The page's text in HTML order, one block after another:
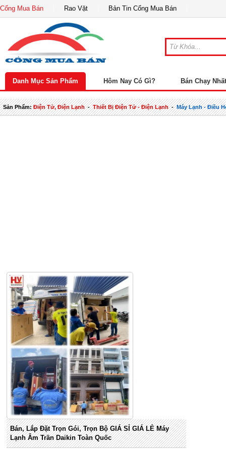
Cổng Mua Bán Rao Vặt Bản Tin Cổng Mua Bán
Danh Mục Sản Phẩm Hôm Nay Có Gì? Bán Chạy Nhất
Sản Phẩm:Điện Tử, Điện Lạnh-Thiết Bị Điện Tử - Điện Lạnh-Máy Lạnh - Điều
Bán, Lắp Đặt Trọn Gói, Trọn Bộ GIÁ SỈ GIÁ LẺ Máy
Lạnh Âm Trần Daikin Toàn Quốc